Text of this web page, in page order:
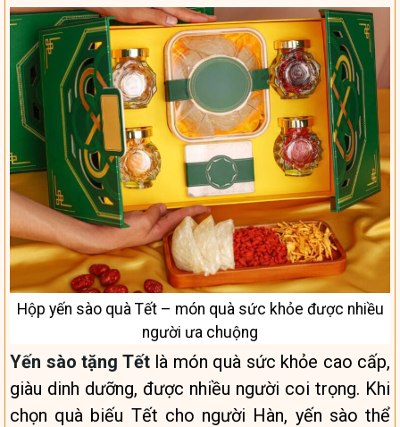
Hộp yến sào quà Tết – món quà sức khỏe được nhiều
người ưa chuộng
Yến sào tặng Tếtlà món quà sức khỏe cao cấp,
giàu dinh dưỡng, được nhiều người coi trọng. Khi
chọn quà biếu Tết cho người Hàn, yến sào thể